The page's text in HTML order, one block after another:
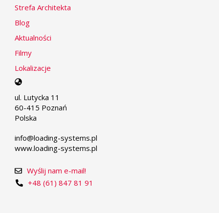
Strefa Architekta
Blog
Aktualności
Filmy
Lokalizacje
Select
language
ul. Lutycka 11
60-415 Poznań
Polska
info@loading-systems.pl
www.loading-systems.pl
+48 (61) 847 81 91
Wyślij nam e-mail!